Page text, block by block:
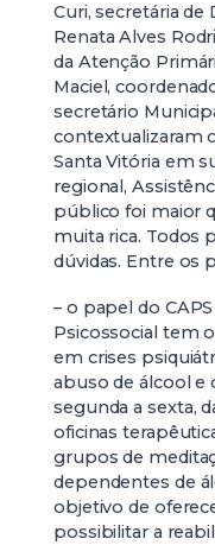
Curi, secretária
Renata Alves
da Atenção
Maciel,
secretário
contextualizaram
Santa Vitória em
regional,
público foi maior
muita rica. Todos
dúvidas. Entre os
– o papel do
Psicossocial tem
em crises
abuso de álcool e
segunda a sexta,
oficinas
grupos de
dependentes de
objetivo de
possibilitar a